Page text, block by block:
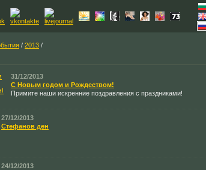
/ 2013 /
31/12/2013
С Новым годом и Рождеством!
Примите наши искренние поздравления с праздниками!
27/12/2013
Стефанов ден
24/12/2013